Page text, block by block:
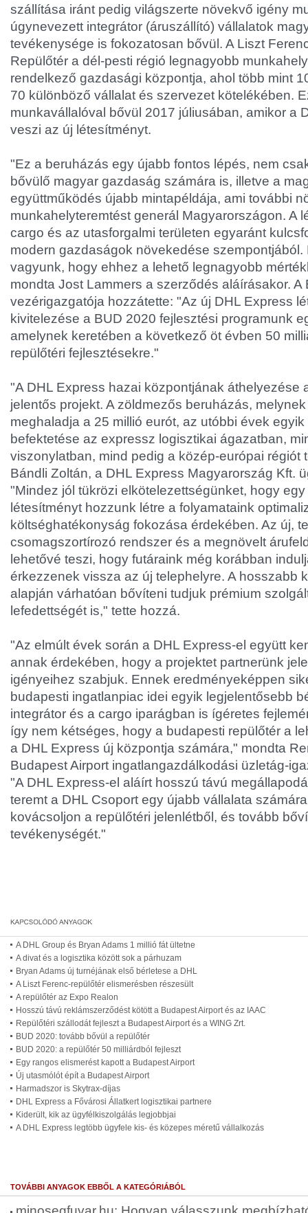
szállítása iránt pedig világszerte növekvő igény
úgynevezett integrátor (áruszállító) vállalatok
tevékenysége is fokozatosan bővül. A Liszt
Repülőtér a dél-pesti régió legnagyobb
rendelkező gazdasági központja, ahol több mint
70 különböző vállalat és szervezet kötelékében.
munkavállalóval bővül 2017 júliusában, amikor a
veszi az új létesítményt.
"Ez a beruházás egy újabb fontos lépés, nem
bővülő magyar gazdaság számára is, illetve a
együttműködés újabb mintapéldája, ami további
munkahelyteremtést generál Magyarországon. A
cargo és az utasforgalmi területen egyaránt
modern gazdaságok növekedése szempontjából.
vagyunk, hogy ehhez a lehető legnagyobb
mondta Jost Lammers a szerződés aláírásakor. A
vezérigazgatója hozzátette: "Az új DHL Express
kivitelezése a BUD 2020 fejlesztési programunk
amelynek keretében a következő öt évben 50
repülőtéri fejlesztésekre."
"A DHL Express hazai központjának áthelyezése
jelentős projekt. A zöldmezős beruházás,
meghaladja a 25 millió eurót, az utóbbi évek
befektetése az expressz logisztikai ágazatban,
viszonylatban, mind pedig a közép-európai régiót
Bándli Zoltán, a DHL Express Magyarország Kft.
"Mindez jól tükrözi elkötelezettségünket, hogy
létesítményt hozzunk létre a folyamataink
költséghatékonyság fokozása érdekében. Az új,
csomagszortírozó rendszer és a megnövelt
lehetővé teszi, hogy futáraink még korábban
érkezzenek vissza az új telephelyre. A hosszabb
alapján várhatóan bővíteni tudjuk prémium
lefedettségét is," tette hozzá.
"Az elmúlt évek során a DHL Express-el együtt
annak érdekében, hogy a projektet partnerünk
igényeihez szabjuk. Ennek eredményeképpen
budapesti ingatlanpiac idei egyik legjelentősebb
integrátor és a cargo iparágban is ígéretes
így nem kétséges, hogy a budapesti repülőtér a
a DHL Express új központja számára," mondta
Budapest Airport ingatlangazdálkodási üzletág-
"A DHL Express-el aláírt hosszú távú
teremt a DHL Csoport egy újabb vállalata
kovácsoljon a repülőtéri jelenlétből, és tovább
tevékenységét."
A DHL Group és Bryan Adams 1 millió fát ültetne
A divat és a logisztika között sok a párhuzam
Bryan Adams új turnéjának első bérletese a DHL
A Liszt Ferenc-repülőtér elismerésben részesült
A repülőtér az Expo Realon
Hosszú távú reklámszerződést kötött a Budapest Airport és az IAAC
Repülőtéri szállodát fejleszt a Budapest Airport és a WING Zrt.
BUD 2020: tovább bővül a repülőtér
BUD 2020: a repülőtér 50 milliárdból fejleszt
Egy rangos elismerést kapott a Budapest Airport
Új utasmólót épít a Budapest Airport
Harmadszor is Skytrax-díjas
DHL Express a Fővárosi Állatkert logisztikai partnere
Kiderült, kik az ügyfélkiszolgálás legjobbjai
A DHL Express legtöbb ügyfele kis- és közepes méretű vállalkozás
TOVÁBBI ANYAGOK EBBŐL A KATEGÓRIÁBÓL